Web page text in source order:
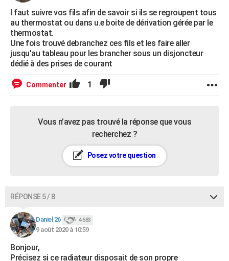
I faut suivre vos fils afin de savoir si ils se regroupent tous
au thermostat ou dans u.e boite de dérivation gérée par le
thermostat.
Une fois trouvé debranchez ces fils et les faire aller
jusqu'au tableau pour les brancher sous un disjoncteur
dédié à des prises de courant
Commenter 1
Vous n’avez pas trouvé la réponse que vous
recherchez ?
Posez votre question
RÉPONSE 5 / 8
Daniel 26 4 683
9 août 2020 à 10:59
Bonjour,
Précisez si ce radiateur disposait de son propre